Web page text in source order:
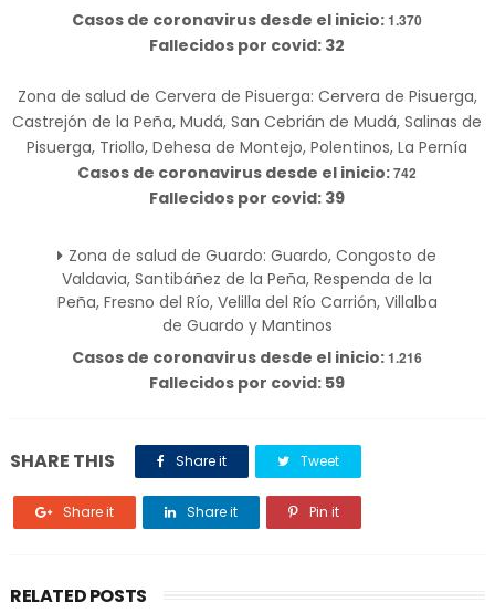
Casos de coronavirus desde el inicio:1.370
Fallecidos por covid: 32
Zona de salud de Cervera de Pisuerga: Cervera de Pisuerga,
Castrejón de la Peña, Mudá, San Cebrián de Mudá, Salinas de
Pisuerga, Triollo, Dehesa de Montejo, Polentinos, La Pernía
Casos de coronavirus desde el inicio:742
Fallecidos por covid: 39
Zona de salud de Guardo: Guardo, Congosto de
Valdavia, Santibáñez de la Peña, Respenda de la
Peña, Fresno del Río, Velilla del Río Carrión, Villalba
de Guardo y Mantinos
Casos de coronavirus desde el inicio:1.216
Fallecidos por covid: 59
SHARE THIS Share it Tweet
Share it Share it Pin it
RELATED POSTS